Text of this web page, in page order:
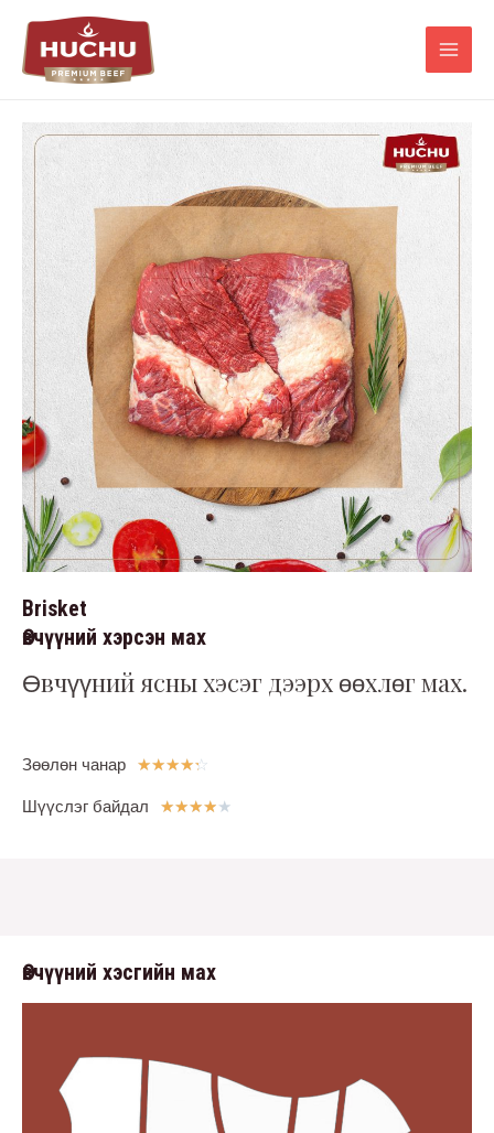
Brisket
Өвчүүний хэрсэн мах
Өвчүүний ясны хэсэг дээрх өөхлөг мах.
Зөөлөн чанар ☆☆☆☆☆
Шүүслэг байдал ★★★★★
Өвчүүний хэсгийн мах